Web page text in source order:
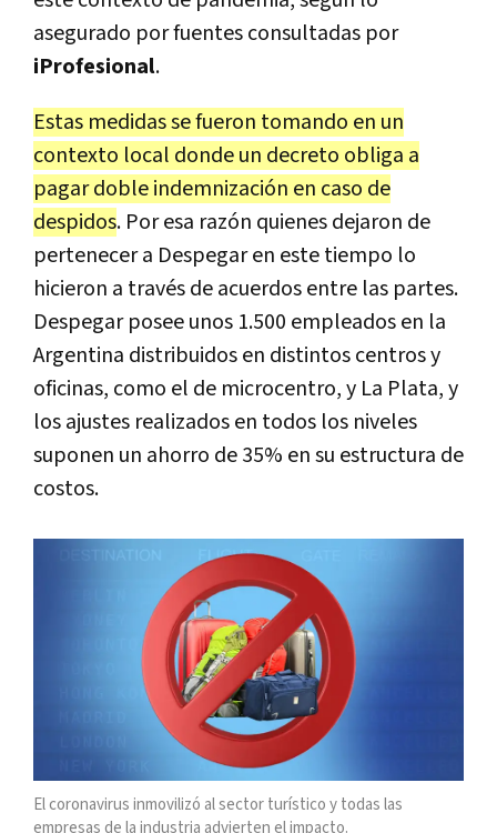
asegurado por fuentes consultadas por
iProfesional.
Estas medidas se fueron tomando en un
contexto local donde un decreto obliga a
pagar doble indemnización en caso de
despidos. Por esa razón quienes dejaron de
pertenecer a Despegar en este tiempo lo
hicieron a través de acuerdos entre las partes.
Despegar posee unos 1.500 empleados en la
Argentina distribuidos en distintos centros y
oficinas, como el de microcentro, y La Plata, y
los ajustes realizados en todos los niveles
suponen un ahorro de 35% en su estructura de
costos.
El coronavirus inmovilizó al sector turístico y todas las
empresas de la industria advierten el impacto.